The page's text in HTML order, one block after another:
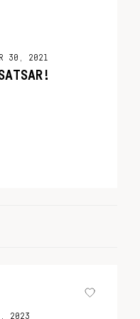
30, 2021
2023